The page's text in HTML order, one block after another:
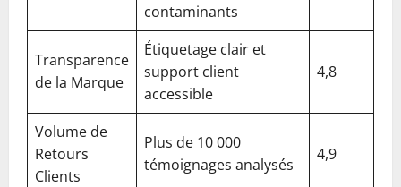
contaminants
Transparence
de la Marque
Étiquetage clair et
support client
accessible
4,8
Volume de
Retours
Clients
Plus de 10 000
témoignages analysés
4,9